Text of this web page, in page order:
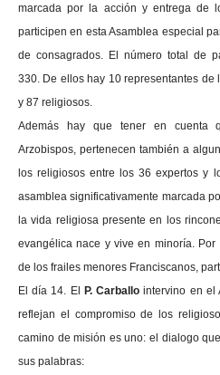
marcada por la acción y entrega de
participen en esta Asamblea especial
de consagrados. El número total de
330. De ellos hay 10 representantes
y 87 religiosos.
Además hay que tener en cuenta
Arzobispos, pertenecen también a
los religiosos entre los 36 expertos y
asamblea significativamente marcada
la vida religiosa presente en los
evangélica nace y vive en minoría.
de los frailes menores Franciscanos,
El día 14. El
P. Carballointervino en el
reflejan el compromiso de los
camino de misión es uno: el dialogo
sus palabras: